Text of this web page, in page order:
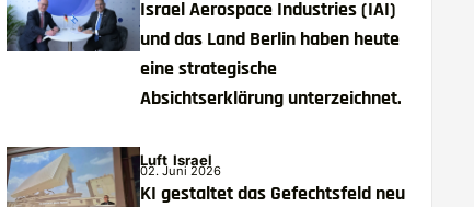
Israel Aerospace Industries (IAI)
und das Land Berlin haben heute
eine strategische
Absichtserklärung unterzeichnet.
Luft Israel
02. Juni 2026
KI gestaltet das Gefechtsfeld neu